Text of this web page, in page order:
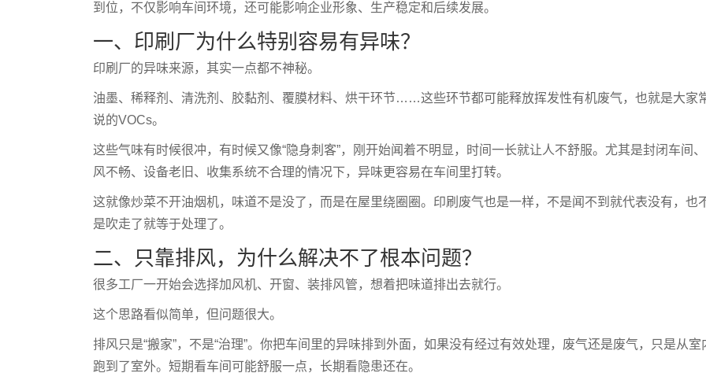
到位，不仅影响车间环境，还可能影响企业形象、生产稳定和后续发展。
一、印刷厂为什么特别容易有异味？
印刷厂的异味来源，其实一点都不神秘。
油墨、稀释剂、清洗剂、胶黏剂、覆膜材料、烘干环节……这些环节都可能释放挥发性有机废气，也就是大家
说的VOCs。
这些气味有时候很冲，有时候又像“隐身刺客”，刚开始闻着不明显，时间一长就让人不舒服。尤其是封闭车间
风不畅、设备老旧、收集系统不合理的情况下，异味更容易在车间里打转。
这就像炒菜不开油烟机，味道不是没了，而是在屋里绕圈圈。印刷废气也是一样，不是闻不到就代表没有，也
是吹走了就等于处理了。
二、只靠排风，为什么解决不了根本问题？
很多工厂一开始会选择加风机、开窗、装排风管，想着把味道排出去就行。
这个思路看似简单，但问题很大。
排风只是“搬家”，不是“治理”。你把车间里的异味排到外面，如果没有经过有效处理，废气还是废气，只是从室
跑到了室外。短期看车间可能舒服一点，长期看隐患还在。